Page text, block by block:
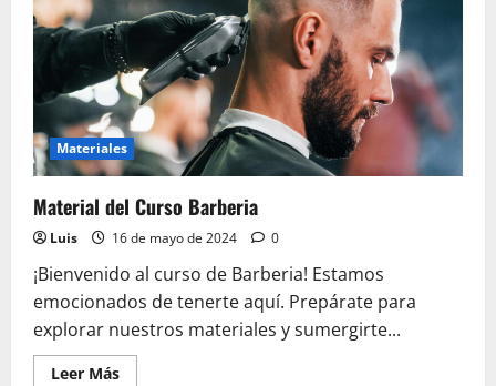
Materiales
Material del Curso Barberia
Luis 16 de mayo de 2024 0
¡Bienvenido al curso de Barberia! Estamos
emocionados de tenerte aquí. Prepárate para
explorar nuestros materiales y sumergirte...
Leer MásLeer